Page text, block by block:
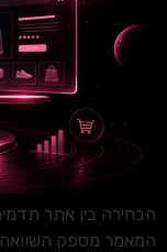
הבחירה בין אתר
המאמר מספק השוואה